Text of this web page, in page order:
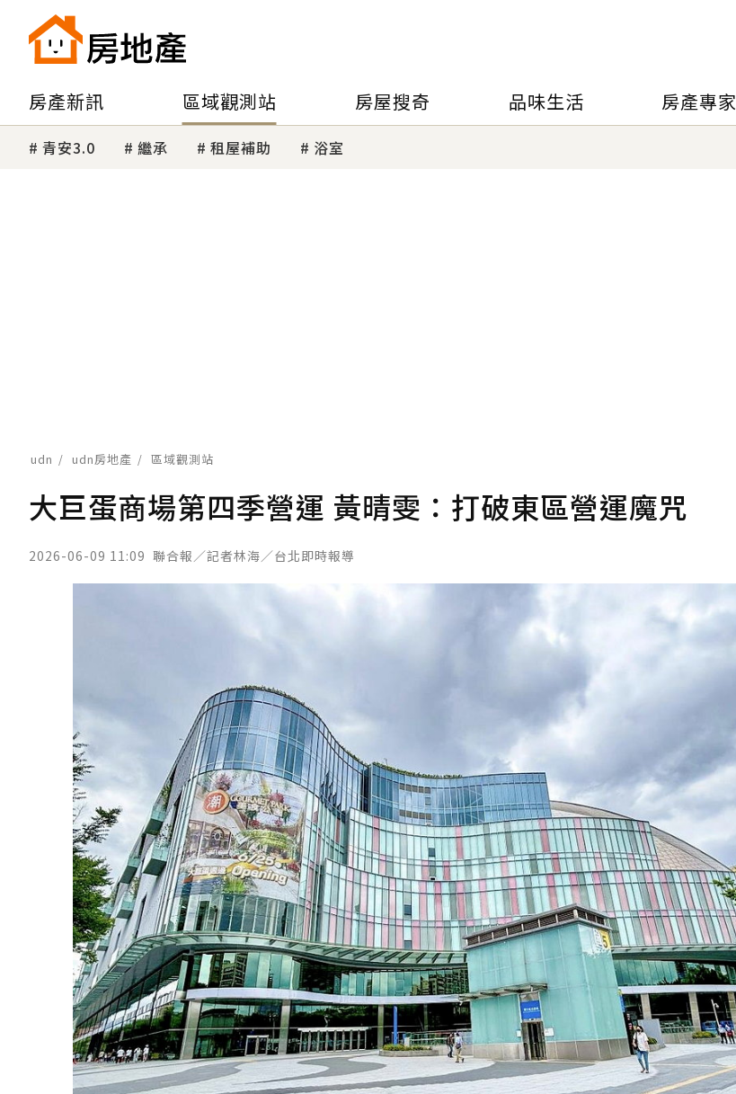
房產新訊 區域觀測站 房屋搜奇 品味生活 房產專家
青安3.0 繼承 租屋補助 浴室
udn udn房地產 區域觀測站
大巨蛋商場第四季營運 黃晴雯：打破東區營運魔咒
2026-06-09 11:09 聯合報／記者林海／台北即時報導